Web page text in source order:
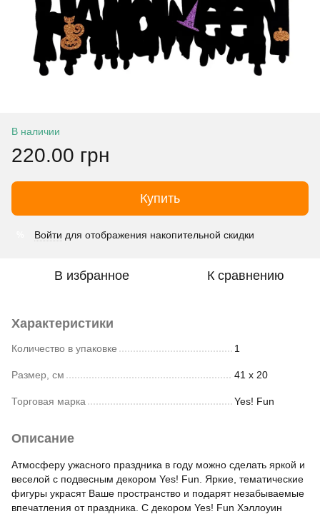
В наличии
220.00 грн
Купить
Войти для отображения накопительной скидки
В избранное К сравнению
Характеристики
Количество в упаковке 1
Размер, см 41 x 20
Торговая марка Yes! Fun
Описание
Атмосферу ужасного праздника в году можно сделать яркой и
веселой с подвесным декором Yes! Fun. Яркие, тематические
фигуры украсят Ваше пространство и подарят незабываемые
впечатления от праздника. С декором Yes! Fun Хэллоуин